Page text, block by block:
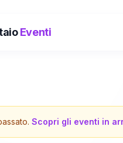
Eventi
Scopri gli eventi in